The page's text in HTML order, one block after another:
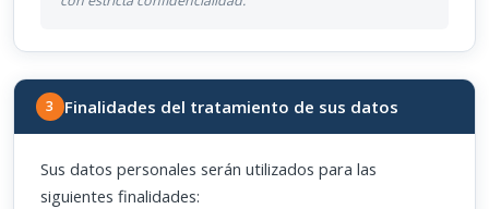
3 Finalidades del tratamiento de sus datos
Sus datos personales serán utilizados para las
siguientes finalidades: